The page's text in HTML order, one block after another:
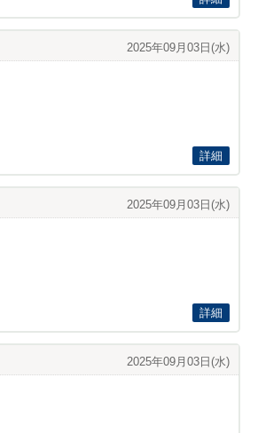
2025年09月03日(水)
詳細
2025年09月03日(水)
詳細
2025年09月03日(水)